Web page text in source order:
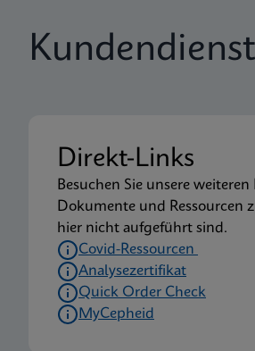
Kundendienst
Direkt-Links
Besuchen Sie unsere
Dokumente und Ressourcen
hier nicht aufgeführt sind.
Covid-Ressourcen
Analysezertifikat
Quick Order Check
MyCepheid